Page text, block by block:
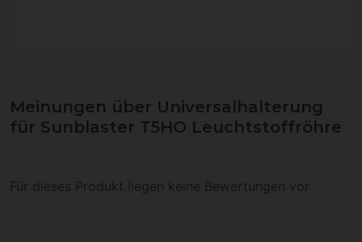
Meinungen über Universalhalterung
für Sunblaster T5HO Leuchtstoffröhre
Für dieses Produkt liegen keine Bewertungen vor